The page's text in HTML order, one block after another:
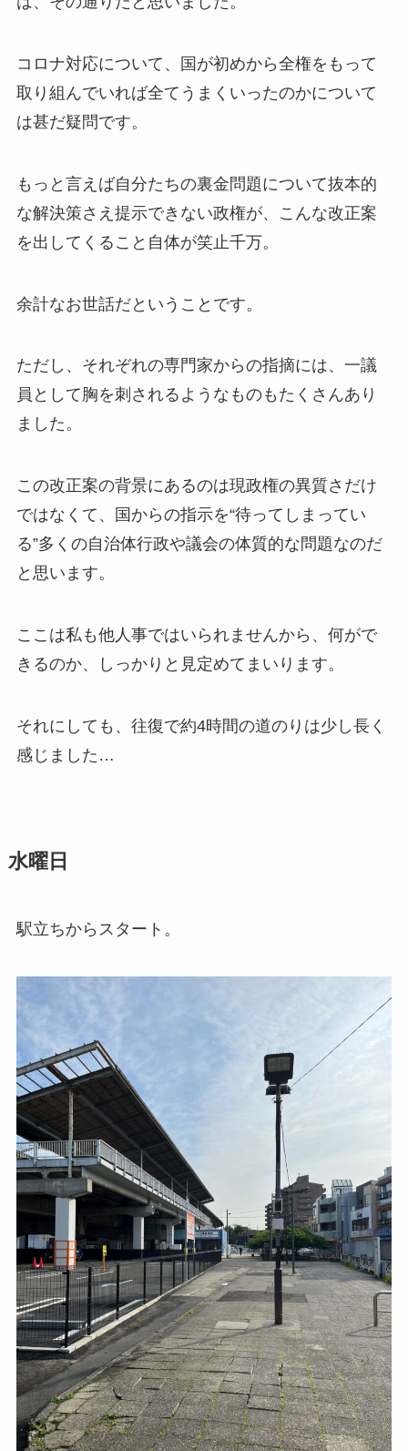
コロナ対応について、国が初めから全権をもって
取り組んでいれば全てうまくいったのかについて
は甚だ疑問です。
もっと言えば自分たちの裏金問題について抜本的
な解決策さえ提示できない政権が、こんな改正案
を出してくること自体が笑止千万。
余計なお世話だということです。
ただし、それぞれの専門家からの指摘には、一議
員として胸を刺されるようなものもたくさんあり
ました。
この改正案の背景にあるのは現政権の異質さだけ
ではなくて、国からの指示を“待ってしまってい
る”多くの自治体行政や議会の体質的な問題なのだ
と思います。
ここは私も他人事ではいられませんから、何がで
きるのか、しっかりと見定めてまいります。
それにしても、往復で約4時間の道のりは少し長く
感じました…
水曜日
駅立ちからスタート。